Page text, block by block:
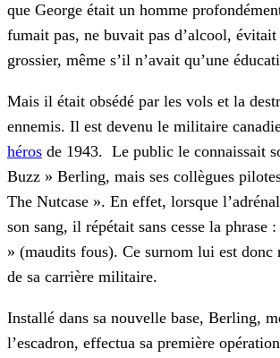
que George était un homme
fumait pas, ne buvait pas d’alcool, évitait
grossier, même s’il n’avait qu’une
Mais il était obsédé par les vols et la
ennemis. Il est devenu le militaire
héros de 1943. Le public le connaissait
Buzz » Berling, mais ses collègues
The Nutcase ». En effet, lorsque
son sang, il répétait sans cesse la phrase
» (maudits fous). Ce surnom lui est donc
de sa carrière militaire.
Installé dans sa nouvelle base, Berling,
l’escadron, effectua sa première